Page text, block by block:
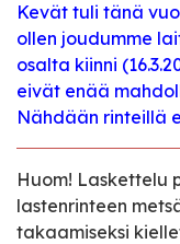
Kevät tuli tänä
ollen joudumme
osalta kiinni
eivät enää
Nähdään rinteillä
Huom! Laskettelu
lastenrinteen
takaamiseksi